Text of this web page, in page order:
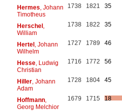
Hermes , Johann
Timotheus
1738 1821 35
Herschel,
William
1738 1822 35
Hertel, Johann
Wilhelm
1727 1789 46
Hesse, Ludwig
Christian
1716 1772 56
Hiller, Johann
Adam
1728 1804 45
Hoffmann,
Georg Melchior
1679 1715 18